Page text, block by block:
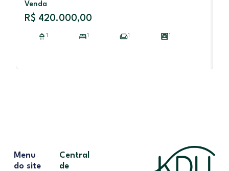
Venda
R$ 420.000,00
1 1 1 1
Menu
do site
Central
de